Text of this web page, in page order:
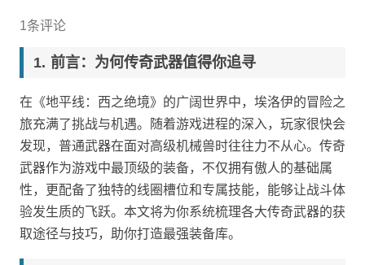
1条评论
前言：为何传奇武器值得你追寻
在《地平线：西之绝境》的广阔世界中，埃洛伊的冒险之
旅充满了挑战与机遇。随着游戏进程的深入，玩家很快会
发现，普通武器在面对高级机械兽时往往力不从心。传奇
武器作为游戏中最顶级的装备，不仅拥有傲人的基础属
性，更配备了独特的线圈槽位和专属技能，能够让战斗体
验发生质的飞跃。本文将为你系统梳理各大传奇武器的获
取途径与技巧，助你打造最强装备库。